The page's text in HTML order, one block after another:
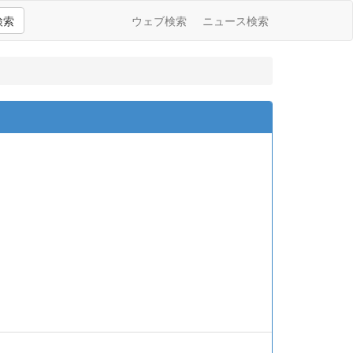
索 ウェブ検索 ニュース検索